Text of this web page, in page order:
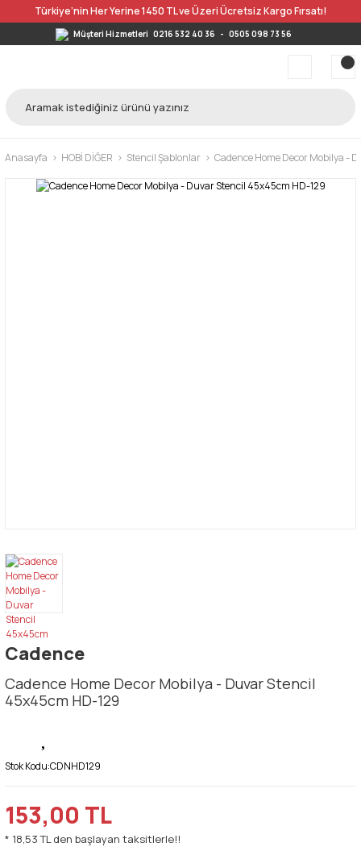
Türkiye’nin Her Yerine 1450 TL ve Üzeri Ücretsiz Kargo Fırsatı!
Müşteri Hizmetleri 0216 532 40 36 - 0505 098 73 56
Anasayfa HOBİ DİĞER Stencil Şablonlar Cadence Home Decor Mobilya -
Cadence
Cadence Home Decor Mobilya - Duvar Stencil
45x45cm HD-129
Stok Kodu:CDNHD129
153,00 TL
* 18,53 TL den başlayan taksitlerle!!